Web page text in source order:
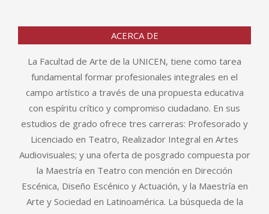
ACERCA DE
La Facultad de Arte de la UNICEN, tiene como tarea
fundamental formar profesionales integrales en el
campo artístico a través de una propuesta educativa
con espíritu crítico y compromiso ciudadano. En sus
estudios de grado ofrece tres carreras: Profesorado y
Licenciado en Teatro, Realizador Integral en Artes
Audiovisuales; y una oferta de posgrado compuesta por
la Maestría en Teatro con mención en Dirección
Escénica, Diseño Escénico y Actuación, y la Maestría en
Arte y Sociedad en Latinoamérica. La búsqueda de la